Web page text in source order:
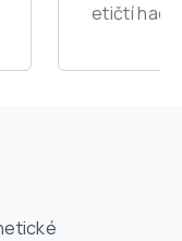
etičtí